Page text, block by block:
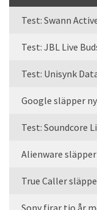
Test: Swann
Test: JBL Live
Test: Unisynk
Google släpper
Test: Soundcore
Alienware
True Caller
Sony firar tio år